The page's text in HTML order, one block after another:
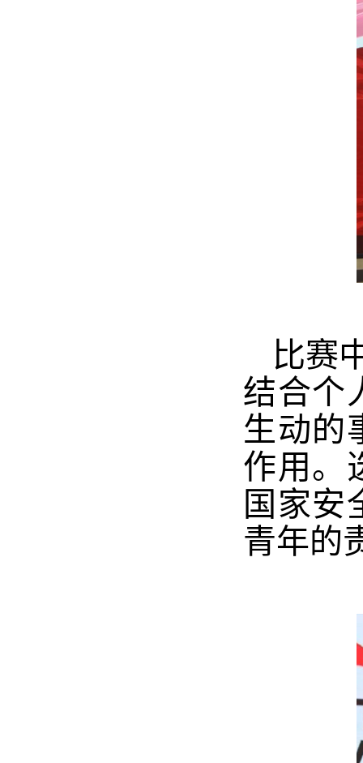
比赛
结合个
生动的
作用。
国家安
青年的